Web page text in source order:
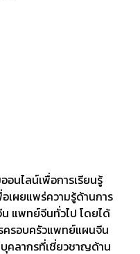
拿科。
College of Tuina and
Huachiew
อนไลน์เพื่อการเรียนรู้
เผยแพร่ความรู้ด้านการ
แพทย์จีนทั่วไป โดยได้
ครอบครัวแพทย์แผนจีน
คลากรที่เชี่ยวชาญด้าน